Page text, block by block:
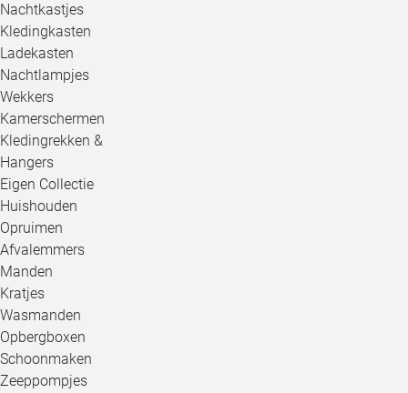
Nachtkastjes
Kledingkasten
Ladekasten
Nachtlampjes
Wekkers
Kamerschermen
Kledingrekken &
Hangers
Eigen Collectie
Huishouden
Opruimen
Afvalemmers
Manden
Kratjes
Wasmanden
Opbergboxen
Schoonmaken
Zeeppompjes